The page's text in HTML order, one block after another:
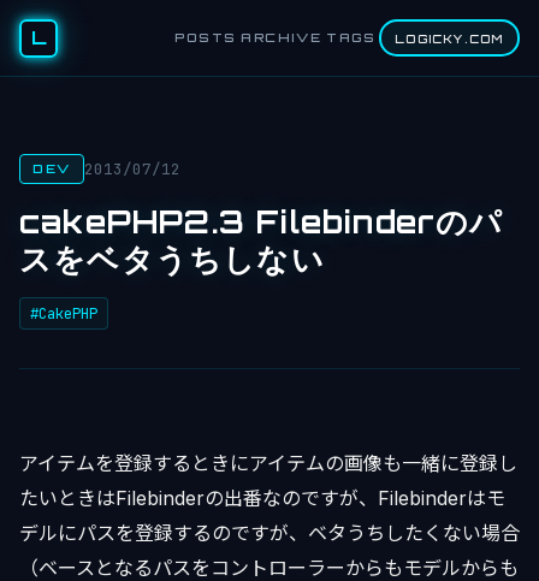
L POSTS ARCHIVE TAGS LOGICKY.COM
DEV 2013/07/12
cakePHP2.3 Filebinderのパ
スをベタうちしない
#CakePHP
アイテムを登録するときにアイテムの画像も一緒に登録し
たいときはFilebinderの出番なのですが、Filebinderはモ
デルにパスを登録するのですが、ベタうちしたくない場合
（ベースとなるパスをコントローラーからもモデルからも